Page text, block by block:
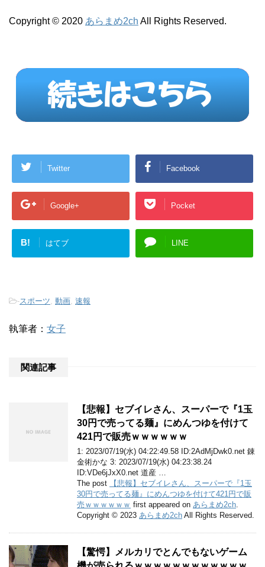
Copyright © 2020 あらまめ2ch All Rights Reserved.
Twitter Facebook
Google+ Pocket
B! はてブ LINE
-スポーツ 動画 速報
執筆者： 女子
関連記事
【悲報】セブイレさん、スーパーで『1玉
30円で売ってる麺』にめんつゆを付けて
421円で販売ｗｗｗｗｗｗ
1: 2023/07/19(水) 04:22:49.58 ID:2AdMjDwk0.net 錬
金術かな 3: 2023/07/19(水) 04:23:38.24
ID:VDe6jJxX0.net 道産 …
The post
【悲報】セブイレさん、スーパーで『1玉
30円で売ってる麺』にめんつゆを付けて421円で販
売ｗｗｗｗｗｗ first appeared on あらまめ2ch
Copyright © 2023 あらまめ2ch All Rights Reserved.
【驚愕】メルカリでとんでもないゲーム